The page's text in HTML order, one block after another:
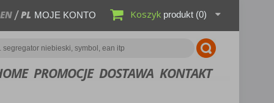
EN PL MOJE KONTO Koszyk produkt (0)
PROMOCJE DOSTAWA KONTAKT